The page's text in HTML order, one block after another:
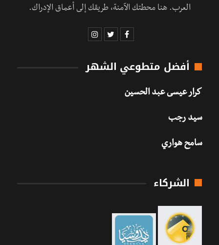
العرب. هنا محطتك الآمنة، طريقك إلى أعماق الإدراك.
أفضل متطوعي الشهر
كرار عيسى عبد الحسين
سيد رجب
سامح هواري
الشركاء